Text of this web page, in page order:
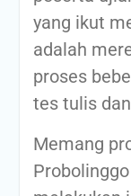
yang ikut
adalah
proses
tes tulis
Memang